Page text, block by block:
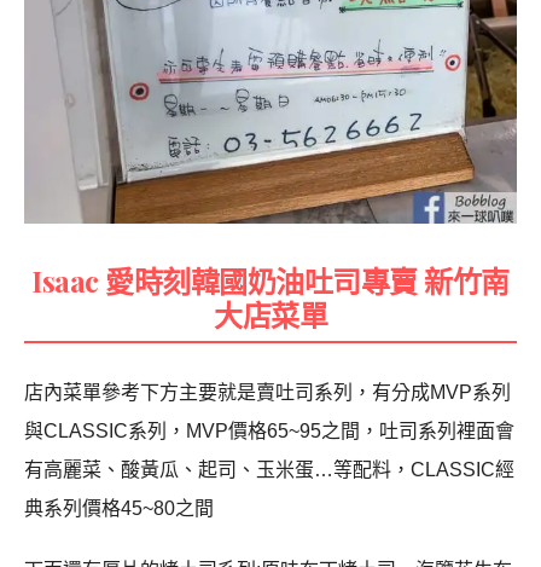
Isaac 愛時刻韓國奶油吐司專賣 新竹南
大店菜單
店內菜單參考下方主要就是賣吐司系列，有分成MVP系列
與CLASSIC系列，MVP價格65~95之間，吐司系列裡面會
有高麗菜、酸黃瓜、起司、玉米蛋…等配料，CLASSIC經
典系列價格45~80之間